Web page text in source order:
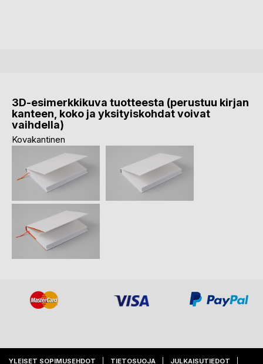
3D-esimerkkikuva tuotteesta (perustuu kirjan
kanteen, koko ja yksityiskohdat voivat
vaihdella)
Kovakantinen
YLEISET SOPIMUSEHDOT TIETOSUOJA JULKAISUTIEDOT